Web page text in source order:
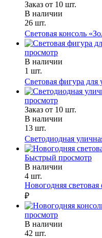
Заказ от 10 шт.
В наличии
26 шт.
Световая консоль
просмотр
В наличии
1 шт.
Световая фигура
просмотр
Заказ от 10 шт.
В наличии
13 шт.
Светодиодная
Быстрый просмотр
В наличии
4 шт.
Новогодняя
₽
просмотр
В наличии
42 шт.